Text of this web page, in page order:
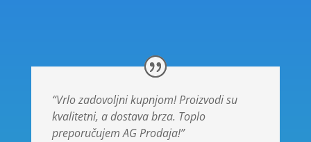
“Vrlo zadovoljni kupnjom! Proizvodi su
kvalitetni, a dostava brza. Toplo
preporučujem AG Prodaja!”